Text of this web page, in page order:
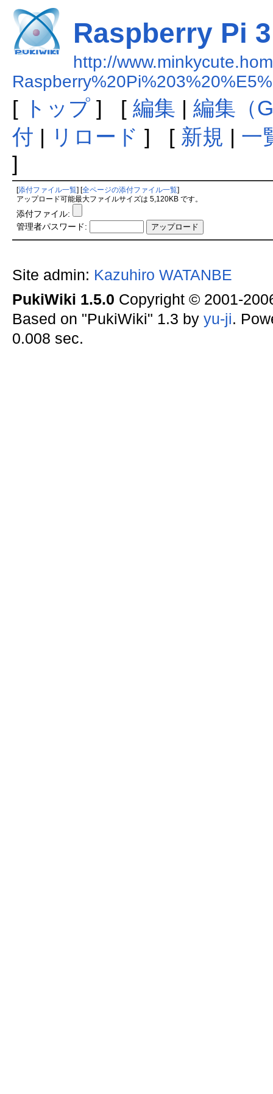
Raspberry Pi
http://
[ トップ] [ 編集 | 編集（
付 | リロード ] [ 新規 | 一
]
添付ファイル一覧 全ページの添付ファイル一覧
アップロード可能最大ファイルサイズは 5,120KB です。
添付ファイル:
管理者パスワード:
Site admin: Kazuhiro WATANBE
PukiWiki 1.5.0 Copyright © 2001-
Based on "PukiWiki" 1.3 by yu-ji.
0.008 sec.